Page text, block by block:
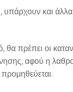
και
πρέπει οι
αφού η